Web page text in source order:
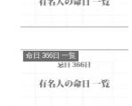
命日 366日 一覧